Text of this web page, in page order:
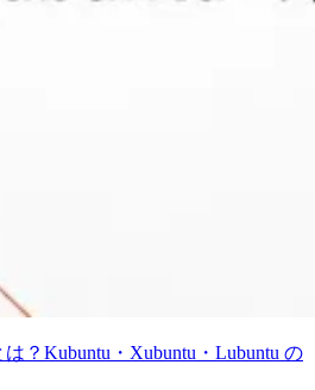
？Kubuntu・Xubuntu・Lubuntu の